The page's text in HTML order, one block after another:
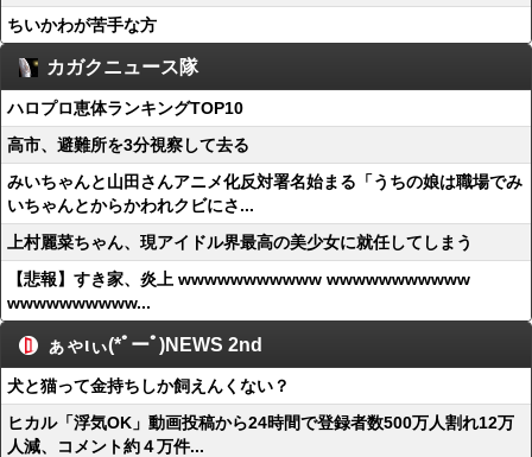
ちいかわが苦手な方
カガクニュース隊
ハロプロ恵体ランキングTOP10
高市、避難所を3分視察して去る
みいちゃんと山田さんアニメ化反対署名始まる「うちの娘は職場でみ
いちゃんとからかわれクビにさ...
上村麗菜ちゃん、現アイドル界最高の美少女に就任してしまう
【悲報】すき家、炎上 wwwwwwwwwww wwwwwwwwwww
wwwwwwwwww...
ぁゃιぃ(*ﾟーﾟ)NEWS 2nd
犬と猫って金持ちしか飼えんくない？
ヒカル「浮気OK」動画投稿から24時間で登録者数500万人割れ12万
人減、コメント約４万件...